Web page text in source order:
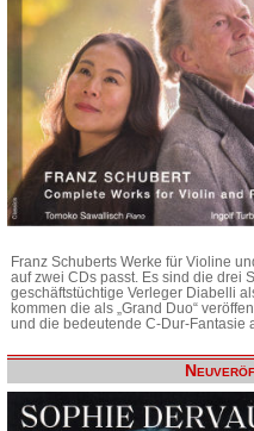
Franz Schuberts Werke für Violine
auf zwei CDs passt. Es sind die drei
geschäftstüchtige Verleger Diabelli
kommen die als „Grand Duo“
und die bedeutende C-Dur-Fantasie